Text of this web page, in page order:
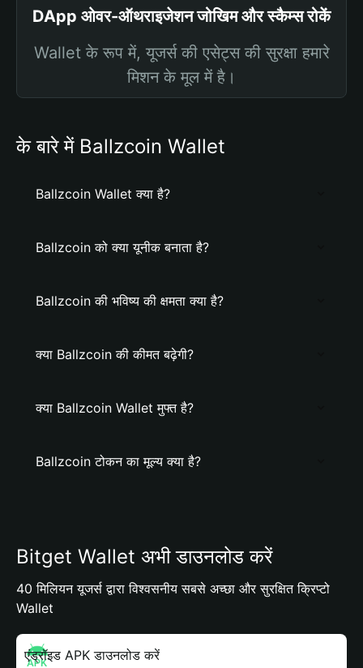
DApp ओवर-ऑथराइजेशन जोखिम और स्कैम्स रोकें
Wallet के रूप में, यूजर्स की एसेट्स की सुरक्षा हमारे
मिशन के मूल में है।
के बारे में Ballzcoin Wallet
Ballzcoin Wallet क्या है?
Ballzcoin को क्या यूनीक बनाता है?
Ballzcoin की भविष्य की क्षमता क्या है?
क्या Ballzcoin की कीमत बढ़ेगी?
क्या Ballzcoin Wallet मुफ्त है?
Ballzcoin टोकन का मूल्य क्या है?
Bitget Wallet अभी डाउनलोड करें
40 मिलियन यूजर्स द्वारा विश्वसनीय सबसे अच्छा और सुरक्षित क्रिप्टो
Wallet
एंड्रॉइड APK डाउनलोड करें